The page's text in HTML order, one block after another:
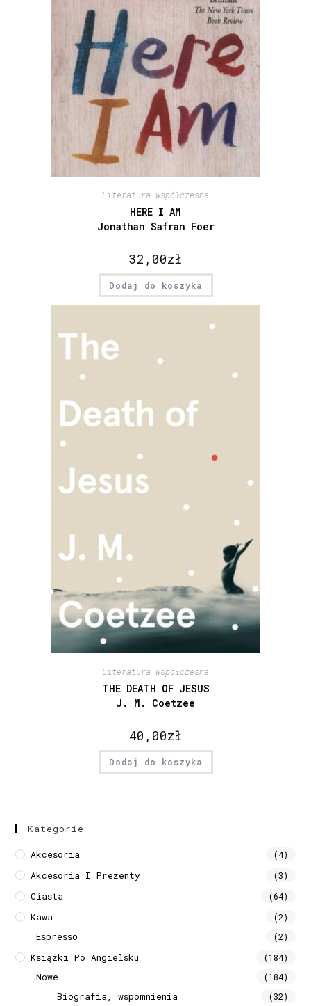
Literatura współczesna
HERE I AM
Jonathan Safran Foer
32,00zł
Dodaj do koszyka
Literatura współczesna
THE DEATH OF JESUS
J. M. Coetzee
40,00zł
Dodaj do koszyka
Kategorie
Akcesoria (4)
Akcesoria I Prezenty (3)
Ciasta (64)
Kawa (2)
Espresso (2)
Książki Po Angielsku (184)
Nowe (184)
Biografia, wspomnienia (32)